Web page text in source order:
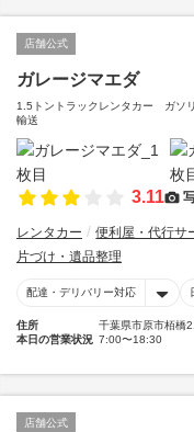
店舗公式
ガレージマエダ
1.5トントラックレンタカー ガ
輸送
3.11
レンタカー 便利屋・代行サ
片づけ・遺品整理
配達・デリバリー対応
住所
千葉県市原市栢橋
本日の営業状況 7:00〜18:30
店舗公式